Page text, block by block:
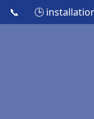
📞 🕒